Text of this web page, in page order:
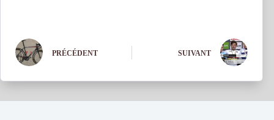
PRÉCÉDENT SUIVANT